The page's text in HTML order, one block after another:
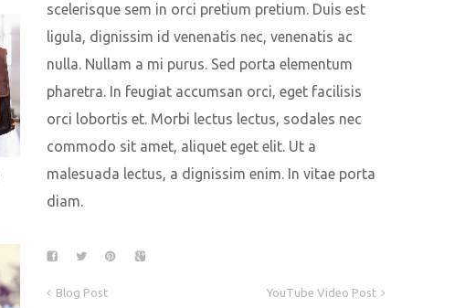
scelerisque sem in orci pretium pretium. Duis est
ligula, dignissim id venenatis nec, venenatis ac
nulla. Nullam a mi purus. Sed porta elementum
pharetra. In feugiat accumsan orci, eget facilisis
orci lobortis et. Morbi lectus lectus, sodales nec
commodo sit amet, aliquet eget elit. Ut a
malesuada lectus, a dignissim enim. In vitae porta
diam.
Blog Post YouTube Video Post